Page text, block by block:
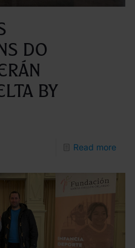
do
by
Read more-